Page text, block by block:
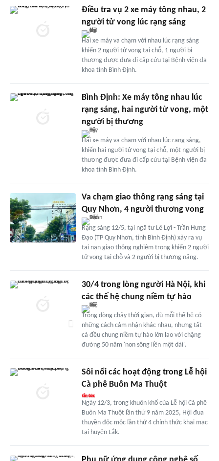
Điều tra vụ 2 xe máy tông nhau, 2
người tử vong lúc rạng sáng
Hai xe máy va chạm với nhau lúc rạng sáng
khiến 2 người tử vong tại chỗ, 1 người bị
thương được đưa đi cấp cứu tại Bệnh viện đa
khoa tỉnh Bình Định.
Bình Định: Xe máy tông nhau lúc
rạng sáng, hai người tử vong, một
người bị thương
Hai xe máy va chạm với nhau lúc rạng sáng,
khiến hai người tử vong tại chỗ, một người bị
thương được đưa đi cấp cứu tại Bệnh viện đa
khoa tỉnh Bình Định.
Va chạm giao thông rạng sáng tại
Quy Nhơn, 4 người thương vong
Rạng sáng 12/5, tại ngã tư Lê Lợi - Trần Hưng
Đạo (TP Quy Nhơn, tỉnh Bình Định) xảy ra vụ
tai nạn giao thông nghiêm trọng khiến 2 người
tử vong tại chỗ và 2 người bị thương nặng.
30/4 trong lòng người Hà Nội, khi
các thế hệ chung niềm tự hào
Trong dòng chảy thời gian, dù mỗi thế hệ có
những cách cảm nhận khác nhau, nhưng tất
cả đều chung niềm tự hào lớn lao với chặng
đường 50 năm 'non sông liền một dải'.
Sôi nổi các hoạt động trong Lễ hội
Cà phê Buôn Ma Thuột
Ngày 12/3, trong khuôn khổ của Lễ hội Cà phê
Buôn Ma Thuột lần thứ 9 năm 2025, Hội đua
thuyền độc mộc lần thứ 4 chính thức khai mạc
tại huyện Lắk.